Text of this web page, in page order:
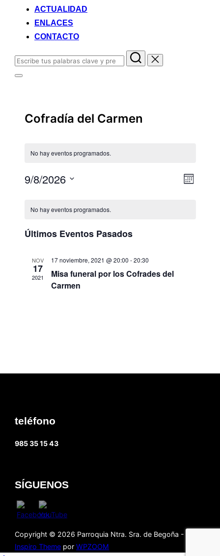
ACTUALIDAD
ENLACES
CONTACTO
Buscar:
Alternar
Cofradía del Carmen
No hay eventos programados.
Mes
9/8/2026
Calendario
de
No hay eventos programados.
Últimos Eventos Pasados
NOV
17
2021
17 noviembre, 2021 @ 20:00 -20:30
Misa funeral por los Cofrades del
Carmen
teléfono
985 35 15 43
SÍGUENOS
Copyright © 2026 Parroquia Ntra. Sra. de Begoña - Gijón
Inspiro Theme por WPZOOM